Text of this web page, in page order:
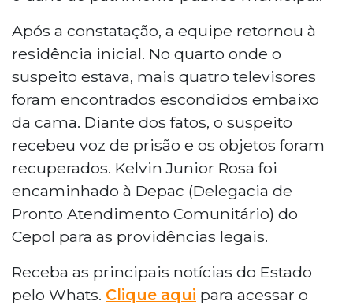
Após a constatação, a equipe retornou à
residência inicial. No quarto onde o
suspeito estava, mais quatro televisores
foram encontrados escondidos embaixo
da cama. Diante dos fatos, o suspeito
recebeu voz de prisão e os objetos foram
recuperados. Kelvin Junior Rosa foi
encaminhado à Depac (Delegacia de
Pronto Atendimento Comunitário) do
Cepol para as providências legais.
Receba as principais notícias do Estado
pelo Whats. Clique aqui para acessar o